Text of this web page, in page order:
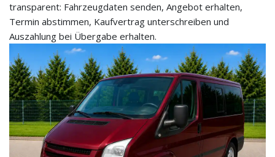
transparent: Fahrzeugdaten senden, Angebot erhalten,
Termin abstimmen, Kaufvertrag unterschreiben und
Auszahlung bei Übergabe erhalten.